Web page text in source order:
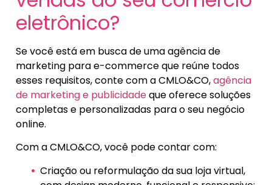
eletrônico?
Se você está em busca de uma agência de
marketing para e-commerce que reúne todos
esses requisitos, conte com a CMLO&CO,agência
de marketing e publicidadeque oferece soluções
completas e personalizadas para o seu negócio
online.
Com a CMLO&CO, você pode contar com:
Criação ou reformulação da sua loja virtual,